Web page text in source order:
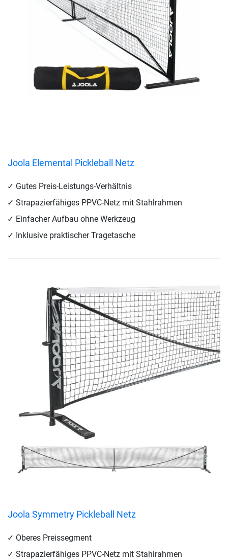
Joola Elemental Pickleball Netz
Gutes Preis-Leistungs-Verhältnis
Strapazierfähiges PPVC-Netz mit Stahlrahmen
Einfacher Aufbau ohne Werkzeug
Inklusive praktischer Tragetasche
Joola Symmetry Pickleball Netz
Oberes Preissegment
Strapazierfähiges PPVC-Netz mit Stahlrahmen